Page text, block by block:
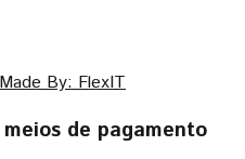
By: FlexIT
de pagamento